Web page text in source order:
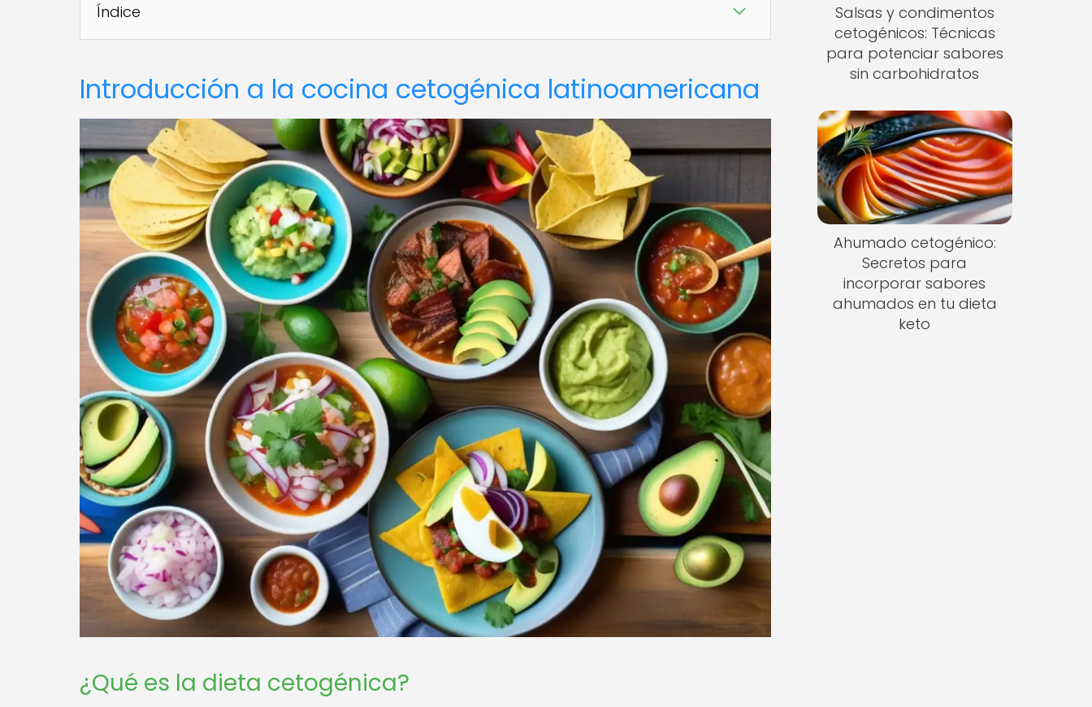
Índice
Introducción a la cocina cetogénica latinoamericana
¿Qué es la dieta cetogénica?
Salsas y condimentos
cetogénicos: Técnicas
para potenciar sabores
sin carbohidratos
Ahumado cetogénico:
Secretos para
incorporar sabores
ahumados en tu dieta
keto